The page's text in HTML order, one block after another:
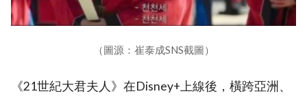
（圖源：崔泰成SNS截圖）
《21世紀大君夫人》在Disney+上線後，橫跨亞洲、